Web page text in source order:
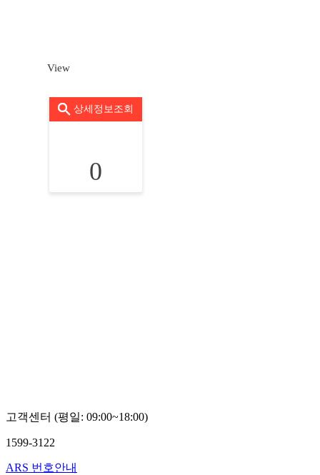
View
상세정보조회
0
고객센터 (평일: 09:00~18:00)
1599-3122
ARS 번호안내